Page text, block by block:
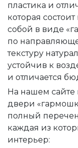
пластика и
которая
собой в виде
по
текстуру
устойчив к
и отличается
На нашем сайте
двери
полный
каждая из
интерьер: